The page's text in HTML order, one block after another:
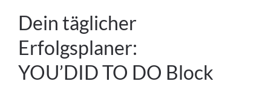
Dein täglicher
Erfolgsplaner:
YOU’DID TO DO Block